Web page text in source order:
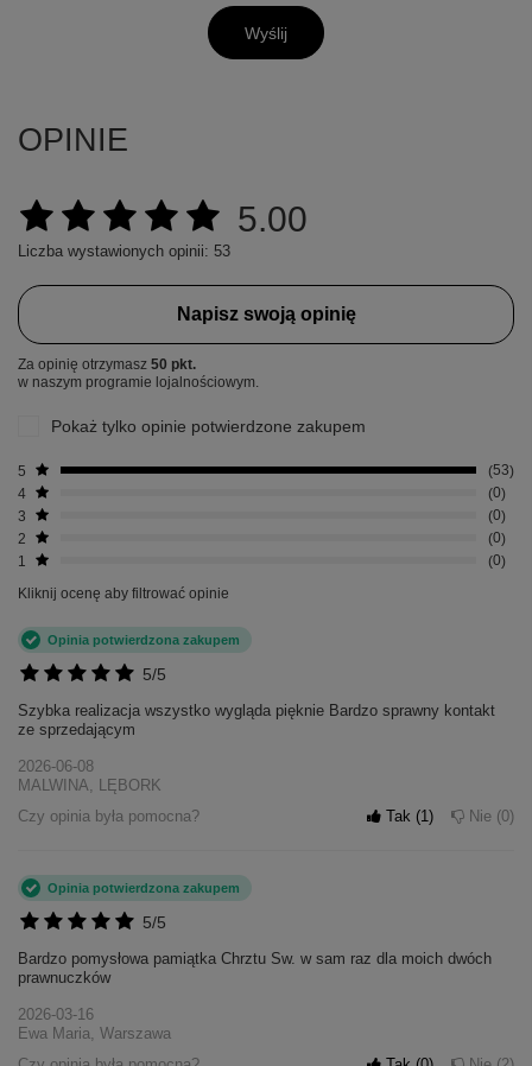
Wyślij
OPINIE
5.00
Liczba wystawionych opinii: 53
Napisz swoją opinię
Za opinię otrzymasz 50 pkt.
w naszym programie lojalnościowym.
Pokaż tylko opinie potwierdzone zakupem
5
53
4
0
3
0
2
0
1
0
Kliknij ocenę aby filtrować opinie
5/5
Opinia potwierdzona zakupem
Szybka realizacja wszystko wygląda pięknie Bardzo sprawny kontakt
ze sprzedającym
2026-06-08
MALWINA, LĘBORK
Czy opinia była pomocna?
Tak 1 Nie 0
5/5
Opinia potwierdzona zakupem
Bardzo pomysłowa pamiątka Chrztu Sw. w sam raz dla moich dwóch
prawnuczków
2026-03-16
Ewa Maria, Warszawa